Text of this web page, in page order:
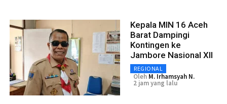
Kepala MIN 16 Aceh
Barat Dampingi
Kontingen ke
Jambore Nasional XII
REGIONAL
Oleh M. Irhamsyah N.
2 jam yang lalu